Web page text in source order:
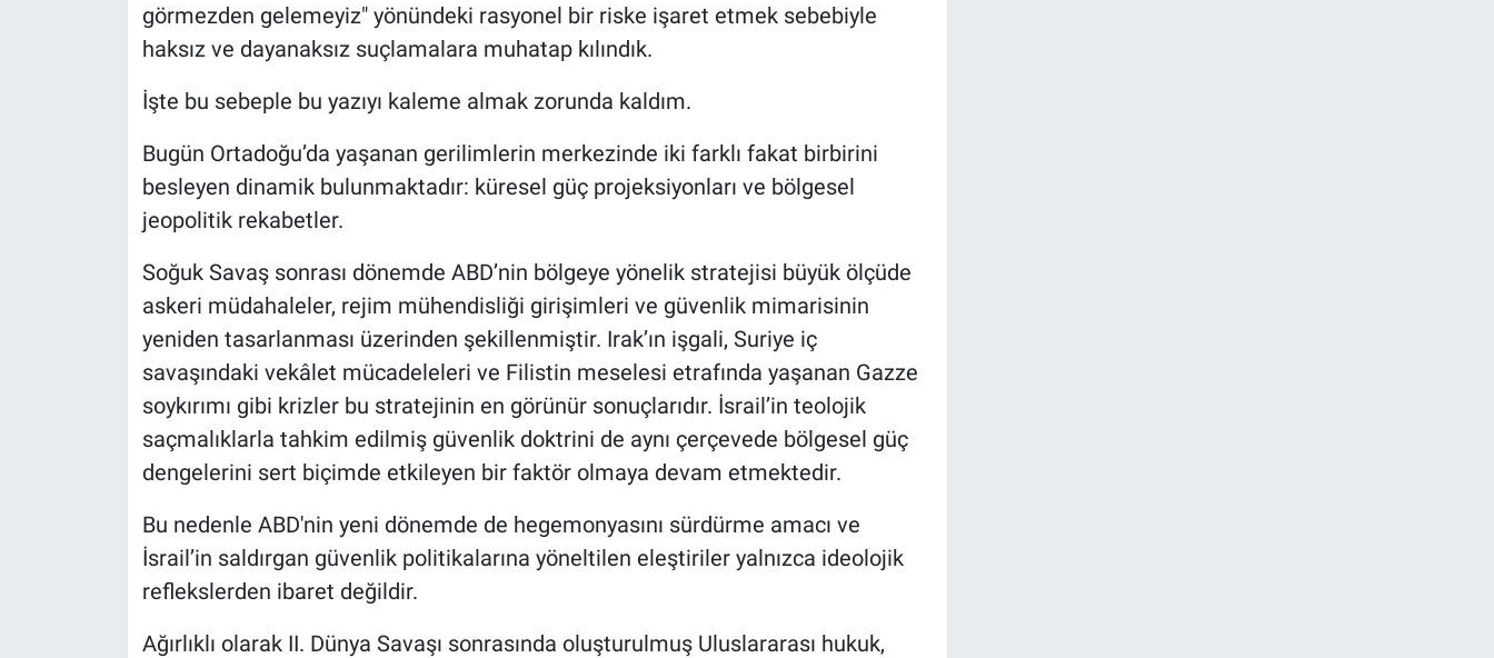
görmezden gelemeyiz" yönündeki rasyonel bir riske işaret etmek sebebiyle
haksız ve dayanaksız suçlamalara muhatap kılındık.
İşte bu sebeple bu yazıyı kaleme almak zorunda kaldım.
Bugün Ortadoğu’da yaşanan gerilimlerin merkezinde iki farklı fakat birbirini
besleyen dinamik bulunmaktadır: küresel güç projeksiyonları ve bölgesel
jeopolitik rekabetler.
Soğuk Savaş sonrası dönemde ABD’nin bölgeye yönelik stratejisi büyük ölçüde
askeri müdahaleler, rejim mühendisliği girişimleri ve güvenlik mimarisinin
yeniden tasarlanması üzerinden şekillenmiştir. Irak’ın işgali, Suriye iç
savaşındaki vekâlet mücadeleleri ve Filistin meselesi etrafında yaşanan Gazze
soykırımı gibi krizler bu stratejinin en görünür sonuçlarıdır. İsrail’in teolojik
saçmalıklarla tahkim edilmiş güvenlik doktrini de aynı çerçevede bölgesel güç
dengelerini sert biçimde etkileyen bir faktör olmaya devam etmektedir.
Bu nedenle ABD'nin yeni dönemde de hegemonyasını sürdürme amacı ve
İsrail’in saldırgan güvenlik politikalarına yöneltilen eleştiriler yalnızca ideolojik
reflekslerden ibaret değildir.
Ağırlıklı olarak II. Dünya Savaşı sonrasında oluşturulmuş Uluslararası hukuk,